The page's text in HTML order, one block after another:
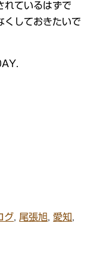
れているはずで
くしておきたいで
グ 尾張旭 愛知